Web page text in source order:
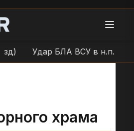
Удар БЛА ВСУ в н.п.
храма